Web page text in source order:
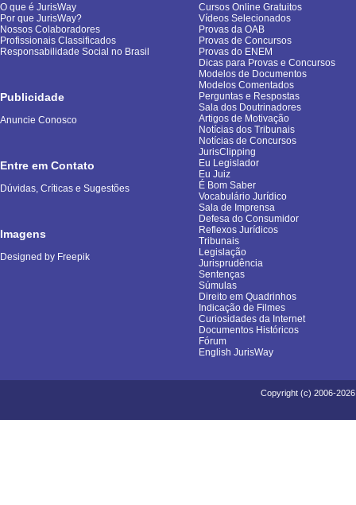
O que é JurisWay
Por que JurisWay?
Nossos Colaboradores
Profissionais Classificados
Responsabilidade Social no Brasil
Publicidade
Anuncie Conosco
Entre em Contato
Dúvidas, Críticas e Sugestões
Imagens
Designed by Freepik
Cursos Online Gratuitos
Vídeos Selecionados
Provas da OAB
Provas de Concursos
Provas do ENEM
Dicas para Provas e Concursos
Modelos de Documentos
Modelos Comentados
Perguntas e Respostas
Sala dos Doutrinadores
Artigos de Motivação
Notícias dos Tribunais
Notícias de Concursos
JurisClipping
Eu Legislador
Eu Juiz
É Bom Saber
Vocabulário Jurídico
Sala de Imprensa
Defesa do Consumidor
Reflexos Jurídicos
Tribunais
Legislação
Jurisprudência
Sentenças
Súmulas
Direito em Quadrinhos
Indicação de Filmes
Curiosidades da Internet
Documentos Históricos
Fórum
English JurisWay
Copyright (c) 2006-